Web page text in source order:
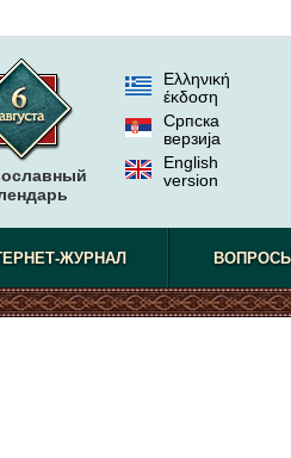
Ελληνική
έκδοση
Српска
верзиjа
English
version
ЖУРНАЛ